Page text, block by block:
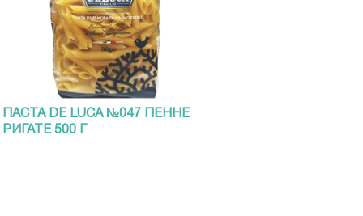
ПАСТА DE LUCA №047 ПЕННЕ
РИГАТЕ 500 Г